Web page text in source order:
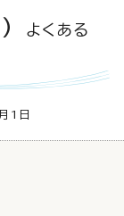
よくある
1日